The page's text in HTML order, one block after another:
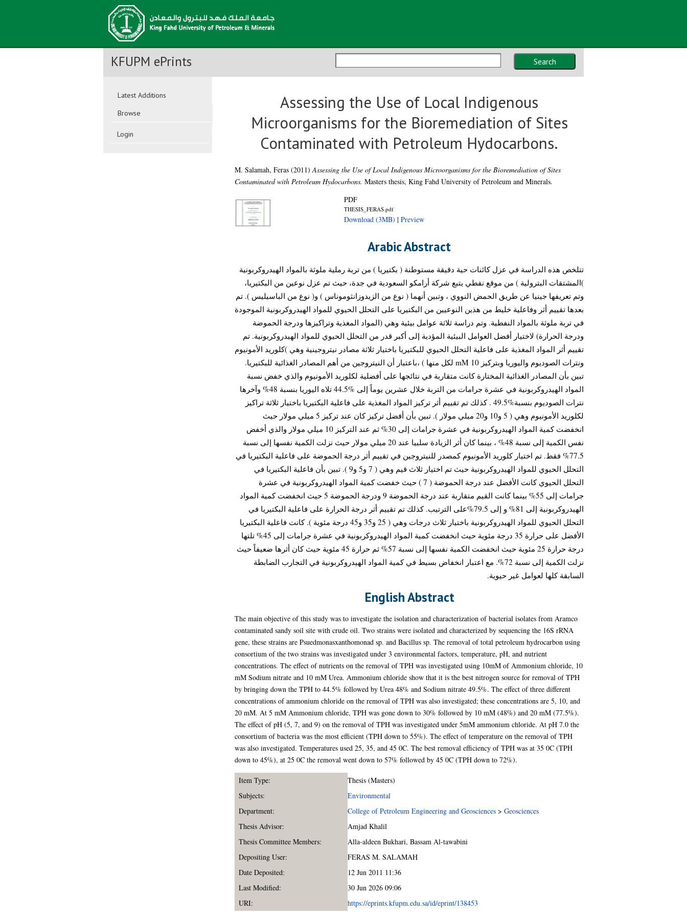
Search
KFUPM ePrints
Latest Additions
Browse
Login
Assessing the Use of Local Indigenous
Microorganisms for the Bioremediation of Sites
Contaminated with Petroleum Hydocarbons.
M. Salamah, Feras(2011)Assessing the Use of Local Indigenous Microorganisms for the Bioremediation of Sites
Contaminated with Petroleum Hydocarbons. Masters thesis, King Fahd University of Petroleum and Minerals.
PDF
THESIS_FERAS.pdf
Download (3MB) | Preview
Arabic Abstract
تتلخص هذه الدراسة في عزل كائنات حية دقيقة مستوطنة ( بكتيريا ) من تربة رملية ملوثة بالمواد الهيدروكربونية
)المشتقات البترولية ) من موقع نفطي يتبع شركة أرامكو السعودية في جدة، حيث تم عزل نوعين من البكتيريا،
وتم تعريفها جينيا عن طريق الحمض النووي ، وتبين أنهما ( نوع من الزيدوزانثوموناس ) و( نوع من الباسيليس ). تم
بعدها تقييم أثر وفاعلية خليط من هذين النوعيين من البكتيريا على التحلل الحيوي للمواد الهيدروكربونية الموجودة
في تربة ملوثة بالمواد النفطية. وتم دراسة ثلاثة عوامل بيئية وهي (المواد المغذية وتراكيزها ودرجة الحموضة
ودرجة الحرارة) لاختيار أفضل العوامل البيئية المؤدية إلى أكبر قدر من التحلل الحيوي للمواد الهيدروكربونية. تم
تقييم أثر المواد المغذية على فاعلية التحلل الحيوي للبكتيريا باختيار ثلاثة مصادر نيتروجينية وهي )كلوريد الأمونيوم
ونترات الصوديوم واليوريا وبتركيز 10 mM لكل منها ) ،باعتبار أن النيتروجين من أهم المصادر الغذائية للبكتيريا.
تبين بأن المصادر الغذائية المختارة كانت متقاربة في نتائجها على أفضلية لكلوريد الأمونيوم والذي خفض نسبة
المواد الهيدروكربونية في عشرة جرامات من التربة خلال عشرين يوماً إلى %44.5 تلاه اليوريا بنسبة 48% وآخرها
نترات الصوديوم بنسبة%49.5 . كذلك تم تقييم أثر تركيز المواد المغذية على فاعلية البكتيريا باختيار ثلاثة تراكيز
لكلوريد الأمونيوم وهي ( 5 و10 و20 ميلي مولار ). تبين بأن أفضل تركيز كان عند تركيز 5 ميلي مولار حيث
انخفضت كمية المواد الهيدروكربونية في عشرة جرامات إلى 30% ثم عند التركيز 10 ميلي مولار والذي أخفض
نفس الكمية إلى نسبة 48% ، بينما كان أثر الزيادة سلبيا عند 20 ميلي مولار حيث نزلت الكمية نفسها إلى نسبة
77.5% فقط. تم اختيار كلوريد الأمونيوم كمصدر للنيتروجين في تقييم أثر درجة الحموضة على فاعلية البكتيريا في
التحلل الحيوي للمواد الهيدروكربونية حيث تم اختيار ثلاث قيم وهي ( 7 و5 و9 ). تبين بأن فاعلية البكتيريا في
التحلل الحيوي كانت الأفضل عند درجة الحموضة ( 7 ) حيث خفضت كمية المواد الهيدروكربونية في عشرة
جرامات إلى 55% بينما كانت القيم متقاربة عند درجة الحموضة 9 ودرجة الحموضة 5 حيث انخفضت كمية المواد
الهيدروكربونية إلى 81% و إلى 79.5%على الترتيب. كذلك تم تقييم أثر درجة الحرارة على فاعلية البكتيريا في
التحلل الحيوي للمواد الهيدروكربونية باختيار ثلاث درجات وهي ( 25 و35 و45 درجة مئوية ). كانت فاعلية البكتيريا
الأفضل على حرارة 35 درجة مئوية حيث انخفضت كمية المواد الهيدروكربونية في عشرة جرامات إلى 45% تلتها
درجة حرارة 25 مئوية حيث انخفضت الكمية نفسها إلى نسبة 57% ثم حرارة 45 مئوية حيث كان أثرها ضعيفاً حيث
نزلت الكمية إلى نسبة 72%. مع اعتبار انخفاض بسيط في كمية المواد الهيدروكربونية في التجارب الضابطة
السابقة كلها لعوامل غير حيوية.
English Abstract
The main objective of this study was to investigate the isolation and characterization of bacterial isolates from Aramco
contaminated sandy soil site with crude oil. Two strains were isolated and characterized by sequencing the 16S rRNA
gene, these strains are Psuedmonasxanthomonad sp. and Bacillus sp. The removal of total petroleum hydrocarbon using
consortium of the two strains was investigated under 3 environmental factors, temperature, pH, and nutrient
concentrations. The effect of nutrients on the removal of TPH was investigated using 10mM of Ammonium chloride, 10
mM Sodium nitrate and 10 mM Urea. Ammonium chloride show that it is the best nitrogen source for removal of TPH
by bringing down the TPH to 44.5% followed by Urea 48% and Sodium nitrate 49.5%. The effect of three different
concentrations of ammonium chloride on the removal of TPH was also investigated; these concentrations are 5, 10, and
20 mM. At 5 mM Ammonium chloride, TPH was gone down to 30% followed by 10 mM (48%) and 20 mM (77.5%).
The effect of pH (5, 7, and 9) on the removal of TPH was investigated under 5mM ammonium chloride. At pH 7.0 the
consortium of bacteria was the most efficient (TPH down to 55%). The effect of temperature on the removal of TPH
was also investigated. Temperatures used 25, 35, and 45 0C. The best removal efficiency of TPH was at 35 0C (TPH
down to 45%), at 25 0C the removal went down to 57% followed by 45 0C (TPH down to 72%).
Item Type:
Thesis (Masters)
Subjects:
Environmental
Department:
College of Petroleum Engineering and Geosciences> Geosciences
Thesis Advisor:
Amjad Khalil
Thesis Committee Members:
Alla-aldeen Bukhari, Bassam Al-tawabini
Depositing User:
FERAS M. SALAMAH
Date Deposited:
12 Jun 2011 11:36
Last Modified:
30 Jun 2026 09:06
URI:
https://eprints.kfupm.edu.sa/id/eprint/138453